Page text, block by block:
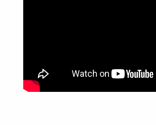
WhatsApp: (17) 99268-0565